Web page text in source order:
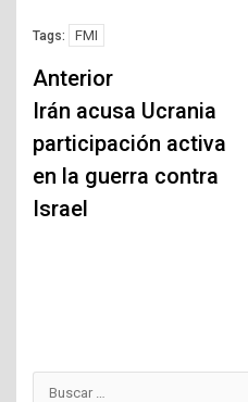
Tags: FMI
Navegación
de
entradas
Anterior
Irán acusa Ucrania
participación activa
en la guerra contra
Israel
Buscar: